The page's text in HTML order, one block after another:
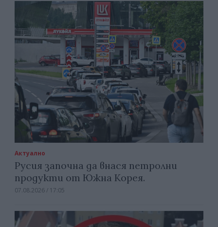
Актуално
Русия започна да внася петролни
продукти от Южна Корея.
07.08.2026 / 17:05